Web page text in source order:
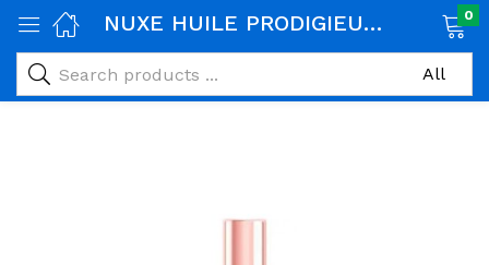
NUXE HUILE PRODIGIEUSE OR FLORALE 50ML 0